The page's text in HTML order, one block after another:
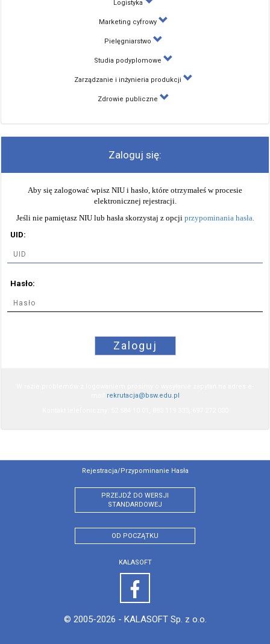
Logistyka
Marketing cyfrowy
Pielęgniarstwo
Studia podyplomowe
Zarządzanie i inżynieria produkcji
Zdrowie publiczne
Zaloguj się:
Aby się zalogować wpisz NIU i hasło, które otrzymałeś w procesie
elektronicznej rejestracji.
Jeśli nie pamiętasz NIU lub hasła skorzystaj z opcji przypominania hasła.
UID:
Hasło:
Zaloguj
rekrutacja@bsw.edu.pl
Rejestracja/przypominanie Hasła
PRZEJDŹ DO WERSJI
STANDARDOWEJ
OD POCZĄTKU
KALASOFT
© 2005-2026 - KALASOFT Sp. z o.o.